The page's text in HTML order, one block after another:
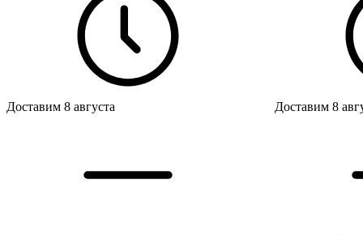
Доставим 8 августа Доставим 8